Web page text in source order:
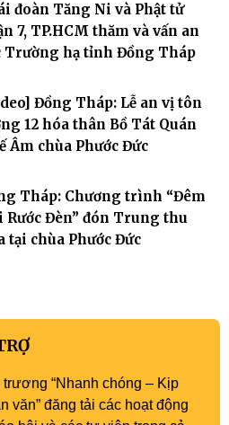
đoàn Tăng Ni và Phật tử
7, TP.HCM thăm và vấn an
Trường hạ tỉnh Đồng Tháp
Đồng Tháp: Lễ an vị tôn
12 hóa thân Bồ Tát Quán
Âm chùa Phước Đức
Tháp: Chương trình “Đêm
Rước Đèn” đón Trung thu
tại chùa Phước Đức
“Nhanh chóng – Kịp
văn” đăng tải các hoạt động